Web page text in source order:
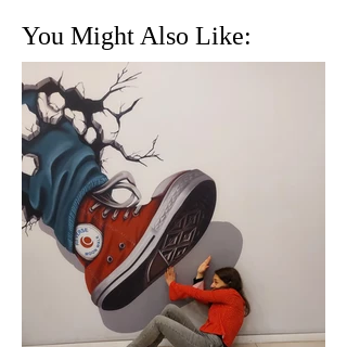
You Might Also Like: